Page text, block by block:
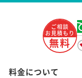
ご相談
お見積もり
無料
料金について